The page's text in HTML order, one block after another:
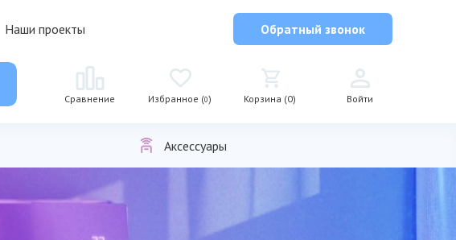
Наши проекты Обратный звонок
Сравнение Избранное (0) Корзина (0) Войти
Аксессуары